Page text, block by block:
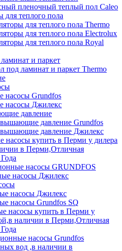
пленочный теплый пол Caleo
для теплого пола
для теплого пола Thermo
для теплого пола Electrolux
для теплого пола Royal
и паркет
под ламинат и паркет Thermo
насосы Grundfos
насосы Джилекс
давление
давление Grundfos
давление Джилекс
насосы купить в Перми у дилера
в Перми,Отличная
насосы GRUNDFOS
насосы Джилекс
насосы Джилекс
насосы Grundfos SQ
насосы купить в Перми у
наличии в Перми,Отличная
насосы Grundfos
вод ,в наличии в